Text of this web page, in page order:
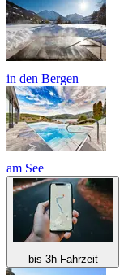
in den Bergen
am See
bis 3h Fahrzeit